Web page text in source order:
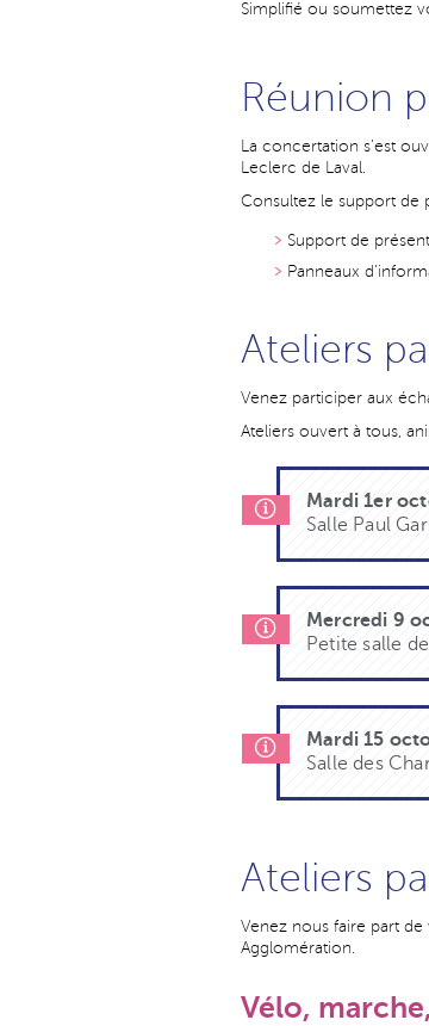
Simplifié ou soumettez
Réunion
La concertation s'est
Leclerc de Laval.
Consultez le support de
Support de
Panneaux
Ateliers
Venez participer aux
Ateliers ouvert à tous,
Mardi 1er
Salle Paul
Mercredi 9
Petite salle
Mardi 15
Salle des
Ateliers
Venez nous faire part
Agglomération.
Vélo,